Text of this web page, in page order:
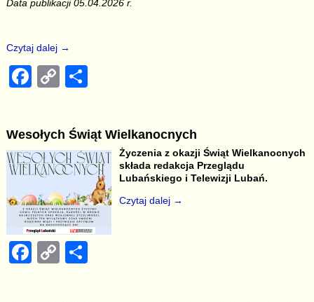
Data publikacji 05.04.2026 r.
Czytaj dalej →
F
e
b
o
o
k
C
y
Li
n
k
e
Wesołych Świąt Wielkanocnych
Życzenia z okazji Świąt Wielkanocnych
składa redakcja Przeglądu
Lubańskiego i Telewizji Lubań.
Czytaj dalej →
F
C